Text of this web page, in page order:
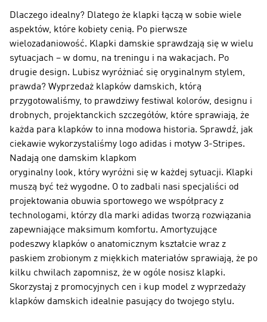
Dlaczego idealny? Dlatego że klapki łączą w sobie wiele
aspektów, które kobiety cenią. Po pierwsze
wielozadaniowość. Klapki damskie sprawdzają się w wielu
sytuacjach – w domu, na treningu i na wakacjach. Po
drugie design. Lubisz wyróżniać się oryginalnym stylem,
prawda? Wyprzedaż klapków damskich, którą
przygotowaliśmy, to prawdziwy festiwal kolorów, designu i
drobnych, projektanckich szczegółów, które sprawiają, że
każda para klapków to inna modowa historia. Sprawdź, jak
ciekawie wykorzystaliśmy logo adidas i motyw 3-Stripes.
Nadają one damskim klapkom
oryginalny look, który wyróżni się w każdej sytuacji. Klapki
muszą być też wygodne. O to zadbali nasi specjaliści od
projektowania obuwia sportowego we współpracy z
technologami, którzy dla marki adidas tworzą rozwiązania
zapewniające maksimum komfortu. Amortyzujące
podeszwy klapków o anatomicznym kształcie wraz z
paskiem zrobionym z miękkich materiałów sprawiają, że po
kilku chwilach zapomnisz, że w ogóle nosisz klapki.
Skorzystaj z promocyjnych cen i kup model z wyprzedaży
klapków damskich idealnie pasujący do twojego stylu.